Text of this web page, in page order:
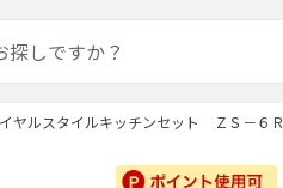
イヤルスタイルキッチンセット ＺＳ－６Ｒ